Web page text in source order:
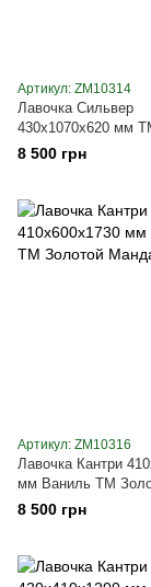
Артикул: ZM10314
Лавочка Сильвер
430х1070х620 мм
Мандарин
8 500 грн
Артикул: ZM10316
Лавочка Кантри
мм Ваниль ТМ
Мандарин
8 500 грн